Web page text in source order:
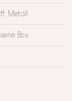
Metall
Box